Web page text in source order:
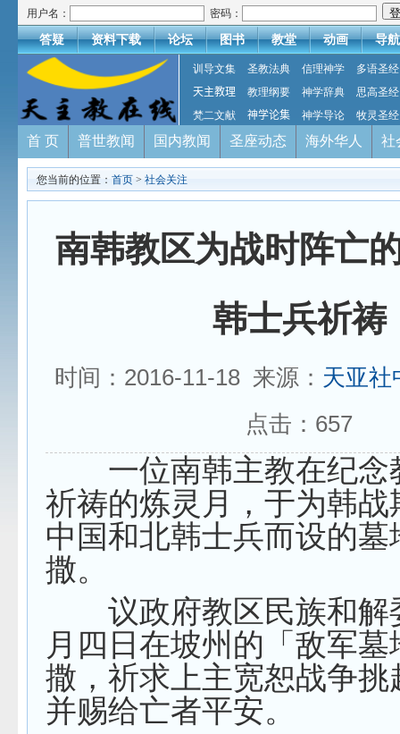
用户名： 密码：
答疑 资料下载 论坛 图书 教堂 动画 导航
训导文集 圣教法典 信理神学
多语圣经
天主教理
教理纲要 神学辞典
思高圣经
梵二文献
神学论集 神学导论 牧灵圣经
首 页 普世教闻 国内教闻 圣座动态 海外华人 社
您当前的位置： 首页 > 社会关注
南韩教区为战时阵亡
韩士兵祈祷
时间：2016-11-18 来源： 天亚社
点击： 657
一位南韩主教在纪念
祈祷的炼灵月，于为韩战
中国和北韩士兵而设的墓
撒。
议政府教区民族和解
月四日在坡州的「敌军
撒，祈求上主宽恕战争挑
并赐给亡者平安。